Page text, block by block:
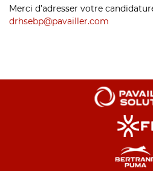
Merci d’adresser votre
drhsebp@pavailler.com